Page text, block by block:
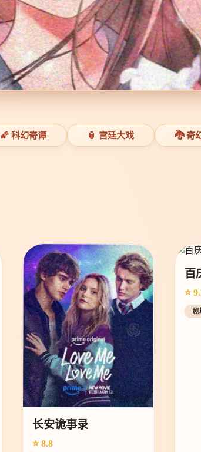
🌠 科幻奇谭 🏮 宫廷大戏 🐉 奇
长安诡事录
⭐ 8.8
百
⭐
剧